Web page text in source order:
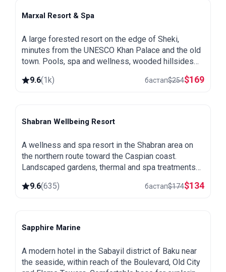
Sheki
Marxal Resort & Spa
A large forested resort on the edge of Sheki,
minutes from the UNESCO Khan Palace and the old
town. Pools, spa and wellness, wooded hillsides
and a great base for exploring northern Azerbaijan.
9.6(1k) бастап$254$169
Shabran
Shabran Wellbeing Resort
A wellness and spa resort in the Shabran area on
the northern route toward the Caspian coast.
Landscaped gardens, thermal and spa treatments
9.6(635) бастап$174$134
Baku
Sapphire Marine
A modern hotel in the Sabayil district of Baku near
the seaside, within reach of the Boulevard, Old City